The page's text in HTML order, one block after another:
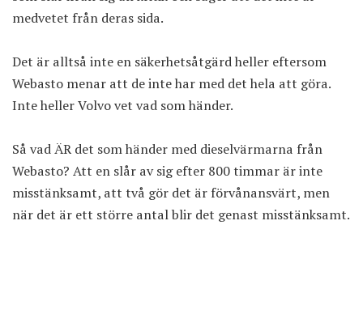
medvetet från deras sida.
Det är alltså inte en säkerhetsåtgärd heller eftersom
Webasto menar att de inte har med det hela att göra.
Inte heller Volvo vet vad som händer.
Så vad ÄR det som händer med dieselvärmarna från
Webasto? Att en slår av sig efter 800 timmar är inte
misstänksamt, att två gör det är förvånansvärt, men
när det är ett större antal blir det genast misstänksamt.